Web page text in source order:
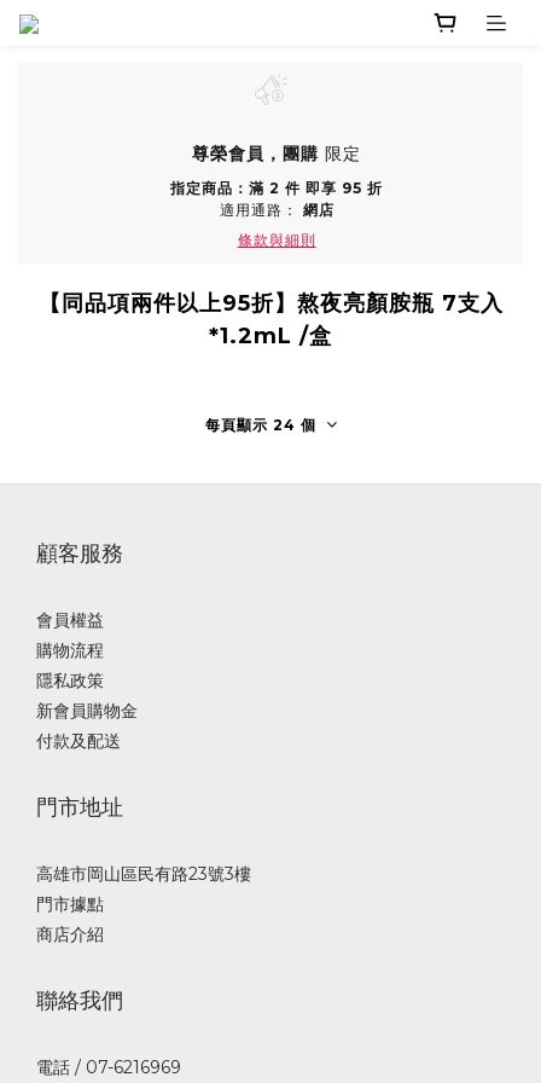
尊榮會員，團購 限定
指定商品：滿 2 件 即享 95 折
適用通路： 網店
條款與細則
【同品項兩件以上95折】熬夜亮顏胺瓶 7支入
*1.2mL /盒
每頁顯示 24 個
顧客服務
會員權益
購物流程
隱私政策
新會員購物金
付款及配送
門市地址
高雄市岡山區民有路23號3樓
門市據點
商店介紹
聯絡我們
電話 / 07-6216969